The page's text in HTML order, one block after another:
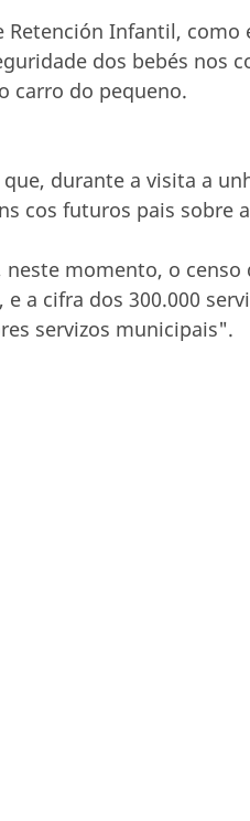
Retención Infantil,
dos bebés nos
carro do pequeno.
durante a visita a
cos futuros pais sobre
momento, o
e a cifra dos 300.000
servizos municipais".